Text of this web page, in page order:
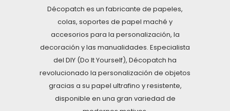
Décopatch es un fabricante de papeles,
colas, soportes de papel maché y
accesorios para la personalización, la
decoración y las manualidades. Especialista
del DIY (Do It Yourself), Décopatch ha
revolucionado la personalización de objetos
gracias a su papel ultrafino y resistente,
disponible en una gran variedad de